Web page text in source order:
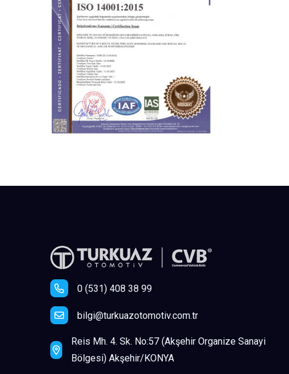
0 (531) 408 38 99
bilgi@turkuazotomotiv.com.tr
Reis Mh. 4. Sk. No:57 (Akşehir Organize Sanayi
Bölgesi) Akşehir/KONYA